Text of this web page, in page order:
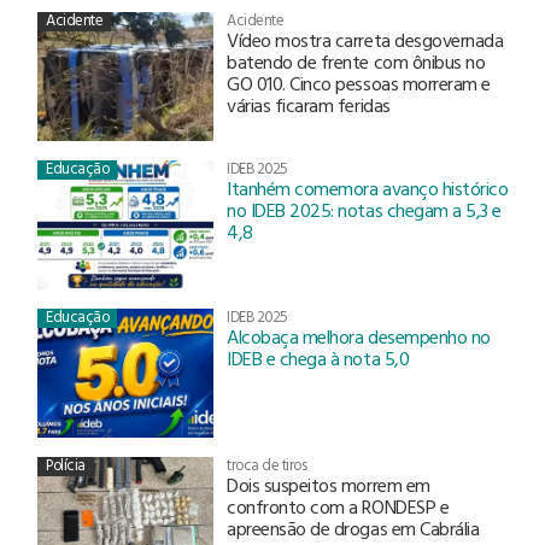
Acidente Acidente
Vídeo mostra carreta desgovernada
batendo de frente com ônibus no
GO 010. Cinco pessoas morreram e
várias ficaram feridas
Educação IDEB 2025
Itanhém comemora avanço histórico
no IDEB 2025: notas chegam a 5,3 e
4,8
Educação IDEB 2025
Alcobaça melhora desempenho no
IDEB e chega à nota 5,0
Polícia troca de tiros
Dois suspeitos morrem em
confronto com a RONDESP e
apreensão de drogas em Cabrália